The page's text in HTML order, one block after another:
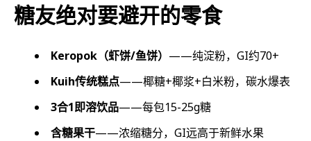
糖友绝对要避开的零食
Keropok（虾饼/鱼饼） ——纯淀粉，GI约70+
Kuih传统糕点——椰糖+椰浆+白米粉，碳水爆表
3合1即溶饮品——每包15-25g糖
含糖果干——浓缩糖分，GI远高于新鲜水果